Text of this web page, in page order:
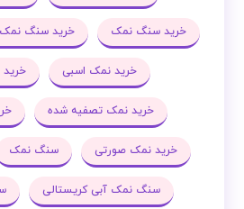
خرید سنگ نمک خرید سنگ نمک
خرید نمک اسبی
خرید نمک تصفیه شده
خرید نمک صورتی سنگ نمک
سنگ نمک آبی کریستالی